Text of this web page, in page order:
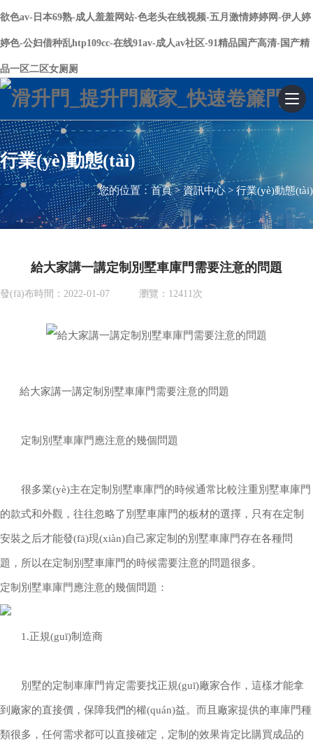
欲色av-日本69熟-成人羞羞网站-色老头在线视频-五月激情婷婷网-伊人婷
婷色-公妇借种乱htp109cc-在线91av-成人av社区-91精品国产高清-国产精
品一区二区女厕厕
專注于工業(yè)非標門行業(yè)
130-0758-1500
行業(yè)動態(tài)
您的位置： 首頁>資訊中心> 行業(yè)動態(tài)
給大家講一講定制別墅車庫門需要注意的問題
發(fā)布時間：2022-01-07 瀏覽：12411次
給大家講一講定制別墅車庫門需要注意的問題
定制別墅車庫門應注意的幾個問題
很多業(yè)主在定制別墅車庫門的時候通常比較注重別墅車庫門
的款式和外觀，往往忽略了別墅車庫門的板材的選擇，只有在定制
安裝之后才能發(fā)現(xiàn)自己家定制的別墅車庫門存在各種問
題，所以在定制別墅車庫門的時候需要注意的問題很多。
定制別墅車庫門應注意的幾個問題：
1.正規(guī)制造商
別墅的定制車庫門肯定需要找正規(guī)廠家合作，這樣才能拿
到廠家的直接價，保障我們的權(quán)益。而且廠家提供的車庫門種
類很多，任何需求都可以直接確定，定制的效果肯定比購買成品的